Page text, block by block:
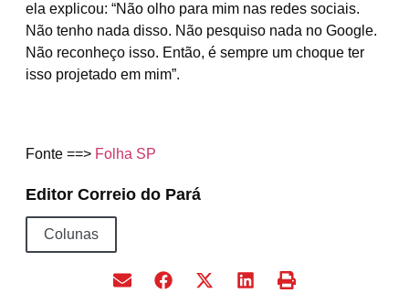
ela explicou: “Não olho para mim nas redes sociais.
Não tenho nada disso. Não pesquiso nada no Google.
Não reconheço isso. Então, é sempre um choque ter
isso projetado em mim”.
Fonte ==> Folha SP
Editor Correio do Pará
Colunas